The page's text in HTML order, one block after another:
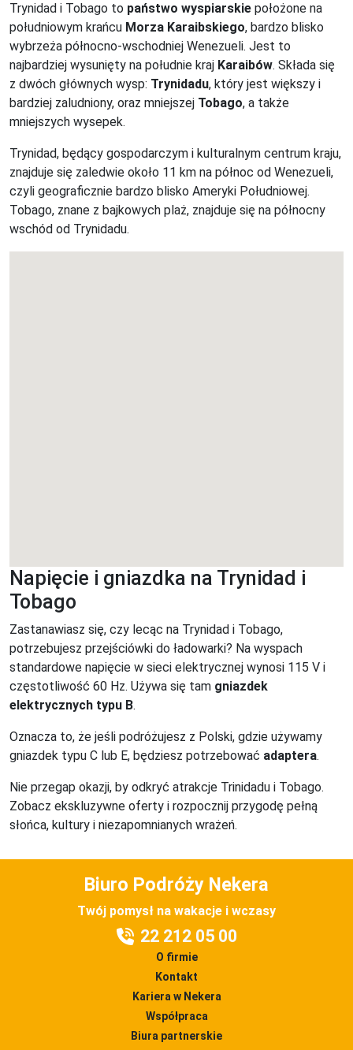
Trynidad i Tobago to państwo wyspiarskie położone na
południowym krańcu Morza Karaibskiego, bardzo blisko
wybrzeża północno-wschodniej Wenezueli. Jest to
najbardziej wysunięty na południe kraj Karaibów. Składa się
z dwóch głównych wysp: Trynidadu, który jest większy i
bardziej zaludniony, oraz mniejszej Tobago, a także
mniejszych wysepek.
Trynidad, będący gospodarczym i kulturalnym centrum kraju,
znajduje się zaledwie około 11 km na północ od Wenezueli,
czyli geograficznie bardzo blisko Ameryki Południowej.
Tobago, znane z bajkowych plaż, znajduje się na północny
wschód od Trynidadu.
Napięcie i gniazdka na Trynidad i
Tobago
Zastanawiasz się, czy lecąc na Trynidad i Tobago,
potrzebujesz przejściówki do ładowarki? Na wyspach
standardowe napięcie w sieci elektrycznej wynosi 115 V i
częstotliwość 60 Hz. Używa się tam gniazdek
elektrycznych typu B.
Oznacza to, że jeśli podróżujesz z Polski, gdzie używamy
gniazdek typu C lub E, będziesz potrzebować adaptera.
Nie przegap okazji, by odkryć atrakcje Trinidadu i Tobago.
Zobacz ekskluzywne oferty i rozpocznij przygodę pełną
słońca, kultury i niezapomnianych wrażeń.
Biuro Podróży Nekera
Twój pomysł na wakacje i wczasy
22 212 05 00
O firmie
Kontakt
Kariera w Nekera
Współpraca
Biura partnerskie